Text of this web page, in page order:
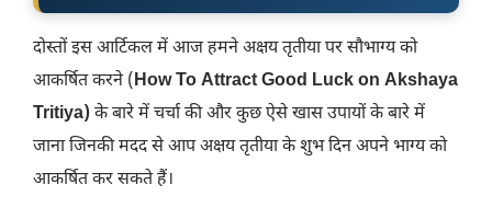
दोस्तों इस आर्टिकल में आज हमने अक्षय तृतीया पर सौभाग्य को
आकर्षित करने (How To Attract Good Luck on Akshaya
Tritiya) के बारे में चर्चा की और कुछ ऐसे खास उपायों के बारे में
जाना जिनकी मदद से आप अक्षय तृतीया के शुभ दिन अपने भाग्य को
आकर्षित कर सकते हैं।